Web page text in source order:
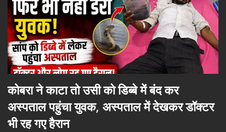
कोबरा ने काटा तो उसी को डिब्बे में बंद कर
अस्पताल पहुंचा युवक, अस्पताल में देखकर डॉक्टर
भी रह गए हैरान